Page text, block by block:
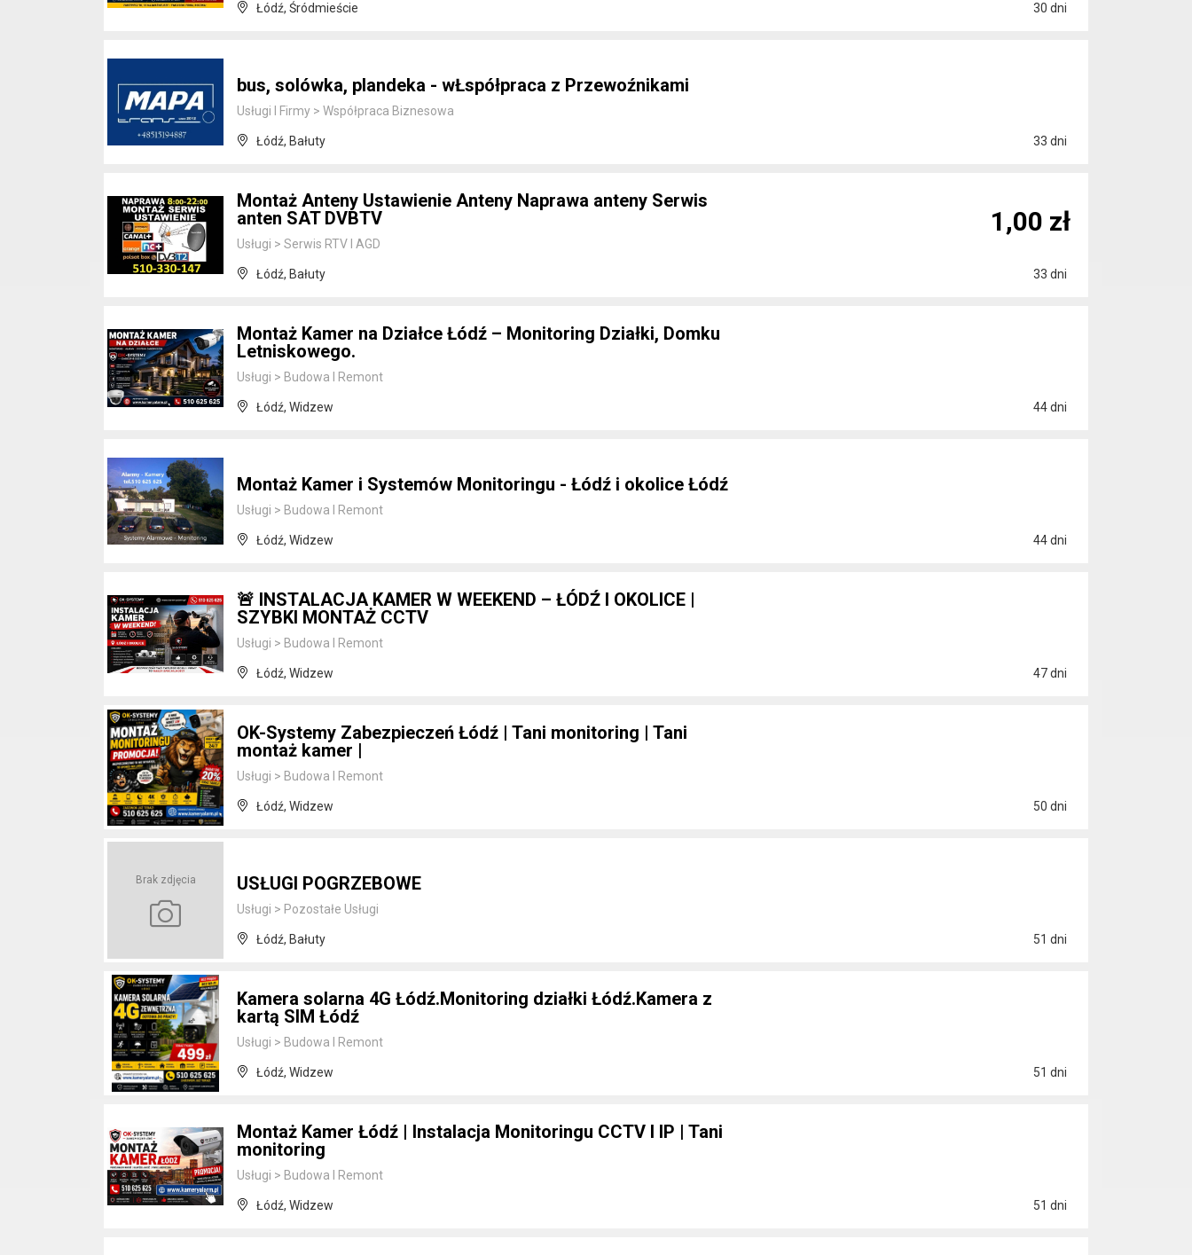
Łódź, Śródmieście 30 dni
bus, solówka, plandeka - wŁspółpraca z Przewoźnikami
Usługi I Firmy > Współpraca Biznesowa
Łódź, Bałuty 33 dni
Montaż Anteny Ustawienie Anteny Naprawa anteny Serwis
anten SAT DVBTV
Usługi > Serwis RTV I AGD
Łódź, Bałuty 33 dni
1,00 zł
Montaż Kamer na Działce Łódź – Monitoring Działki, Domku
Letniskowego.
Usługi > Budowa I Remont
Łódź, Widzew 44 dni
Montaż Kamer i Systemów Monitoringu - Łódź i okolice Łódź
Usługi > Budowa I Remont
Łódź, Widzew 44 dni
🚨 INSTALACJA KAMER W WEEKEND – ŁÓDŹ I OKOLICE |
SZYBKI MONTAŻ CCTV
Usługi > Budowa I Remont
Łódź, Widzew 47 dni
OK-Systemy Zabezpieczeń Łódź | Tani monitoring | Tani
montaż kamer |
Usługi > Budowa I Remont
Łódź, Widzew 50 dni
Brak zdjęcia USŁUGI POGRZEBOWE
Usługi > Pozostałe Usługi
Łódź, Bałuty 51 dni
Kamera solarna 4G Łódź.Monitoring działki Łódź.Kamera z
kartą SIM Łódź
Usługi > Budowa I Remont
Łódź, Widzew 51 dni
Montaż Kamer Łódź | Instalacja Monitoringu CCTV I IP | Tani
monitoring
Usługi > Budowa I Remont
Łódź, Widzew 51 dni